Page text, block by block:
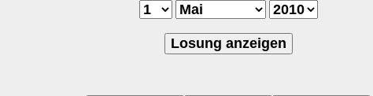
Losung anzeigen